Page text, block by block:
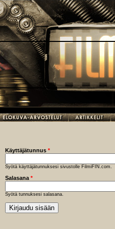
Käyttäjätunnus *
Syötä käyttäjätunnuksesi sivustolle FilmiFIN.com.
Salasana *
Syötä tunnuksesi salasana.